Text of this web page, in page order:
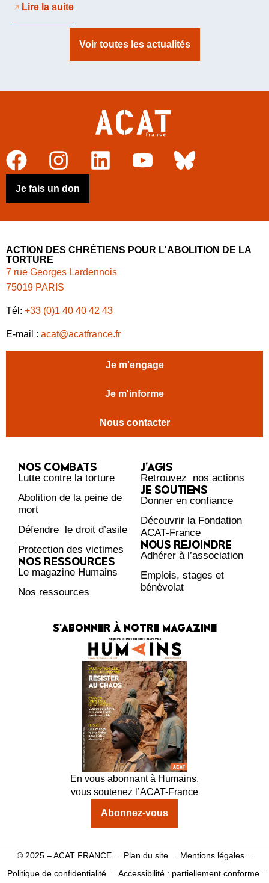
Lire la suite
Voir toutes les actualités
Je fais un don
ACTION DES CHRÉTIENS POUR L'ABOLITION DE LA
TORTURE
7 rue Georges Lardennois
75019 PARIS
Tél: +33 (0)1 40 40 42 43
E-mail : acat@acatfrance.fr
Je m'engage
Je m'informe
Nous contacter
NOS COMBATS
Lutte contre la torture
Abolition de la peine de
mort
Défendre le droit d’asile
Protection des victimes
NOS RESSOURCES
Le magazine Humains
Nos ressources
J’AGIS
Retrouvez nos actions
JE SOUTIENS
Donner en confiance
Découvrir la Fondation
ACAT-France
NOUS REJOINDRE
Adhérer à l’association
Emplois, stages et
bénévolat
S'ABONNER À NOTRE MAGAZINE
En vous abonnant à Humains,
vous soutenez l’ACAT-France
Abonnez-vous
© 2025 – ACAT FRANCE Plan du site
Mentions légales
Politique de confidentialité
Accessibilité : partiellement conforme